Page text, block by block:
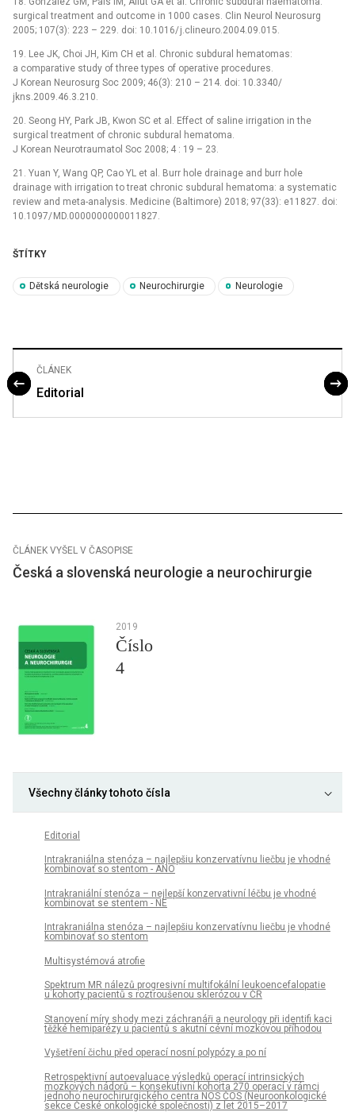
surgical treatment and outcome in 1000 cases. Clin Neurol Neurosurg
2005; 107(3): 223 –⁠ 229. doi: 10.1016/ j.clineuro.2004.09.015.
19. Lee JK, Choi JH, Kim CH et al. Chronic subdural hematomas:
a comparative study of three types of opera­tive procedures.
J Korean Neurosurg Soc 2009; 46(3): 210 –⁠ 214. doi: 10.3340/
jkns.2009.46.3.210.
20. Seong HY, Park JB, Kwon SC et al. Ef­fect of saline ir­rigation in the
surgical treatment of chronic subdural hematoma.
J Korean Neurotraumatol Soc 2008; 4 : 19 –⁠ 23.
21. Yuan Y, Wang QP, Cao YL et al. Burr hole drainage and burr hole
drainage with ir­rigation to treat chronic subdural hematoma: a systematic
review and meta-analysis. Medicine (Baltimore) 2018; 97(33): e11827. doi:
10.1097/ MD.0000000000011827.
ŠTÍTKY
Dětská neurologie Neurochirurgie Neurologie
ČLÁNEK
Editorial
ČLÁNEK VYŠEL V ČASOPISE
Česká a slovenská neurologie a neurochirurgie
2019
Číslo
4
Všechny články tohoto čísla
Editorial
Intrakraniálna stenóza – najlepšiu konzervatívnu liečbu je vhodné
kombinovať so stentom - ÁNO
Intrakraniální stenóza – nejlepší konzervativní léčbu je vhodné
kombinovat se stentem - NE
Intrakraniálna stenóza – najlepšiu konzervatívnu liečbu je vhodné
kombinovať so stentom
Multisystémová atrofie
Spektrum MR nálezů progresivní multifokální leukoencefalopatie
u kohorty pa­cientů s roztroušenou sklerózou v ČR
Stanovení míry shody mezi záchranáři a neurology při identifi kaci
těžké hemiparézy u pacientů s akutní cévní mozkovou příhodou
Vyšetření čichu před operací nosní polypózy a po ní
Retrospektivní autoevaluace výsledků operací intrinsických
mozkových nádorů – konsekutivní kohorta 270 operací v rámci
jednoho neurochirurgického centra NOS ČOS (Neuroonkologické
sekce České onkologické společnosti) z let 2015–2017